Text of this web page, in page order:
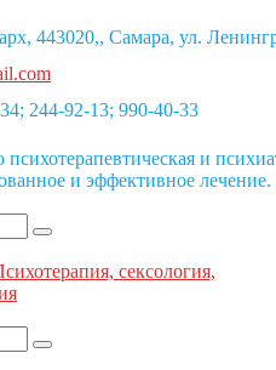
443020,, Самара, ул.
244-92-13; 990-40-33
и
и эффективное лечение.